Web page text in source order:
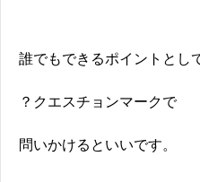
誰でもできるポイントとし
？クエスチョンマークで
問いかけるといいです。